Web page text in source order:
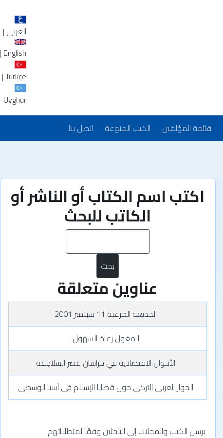
العربي |
English
|
Türkçe
|
Uyghur
قائمة المؤلفين الكتب المنوعة اتصل بنا
اكتب اسم الكتاب أو الناشر أو
الكاتب للبحث
عناوين متعلقة
الخديعة المرعبة 11 سبتمبر 2001
المغول رعاة السهول
الأحوال الاقتصادية في خراسان عصر السلاجقة
الحوار العربي التركي حول قضايا الإسلام في آسيا الوسطى
يرسل الكتب والمجلات إلى الباحثين وفقًا لمتطلباتهم.